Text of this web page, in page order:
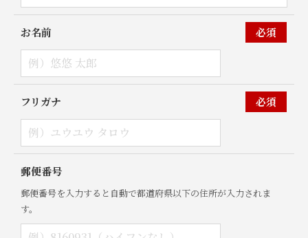
お名前 必須
フリガナ 必須
郵便番号
郵便番号を入力すると自動で都道府県以下の住所が入力されま
す。